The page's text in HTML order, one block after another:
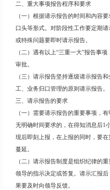
二、重大事项报告程序和要求
（一）根据请示报告的时间和内容
口头等形式。对阶段性工作要定期
或特殊问题要即时请示报告。
（二）遇有以上“三重一大”报告事
审批。
（三）请示报告坚持逐级请示报告
工、业务归口管理的原则请示报告。
三、请示报告的要求
（一）需要请示报告的重要事项，
无明确时间要求的，在得知消息后1
现后即刻上报，在上报的同时，要
蔓延。
（二）请示报告制度是组织纪律的
领导的指示决定或答复。请示汇报
果要及时向领导反馈。